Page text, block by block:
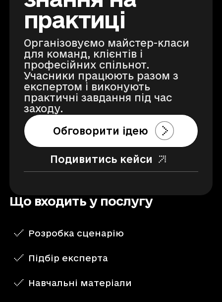
практиці
Організовуємо майстер-класи
для команд, клієнтів і
професійних спільнот.
Учасники працюють разом з
експертом і виконують
практичні завдання під час
заходу.
Обговорити ідею
Подивитись кейси
Що входить у послугу
Розробка сценарію
Підбір експерта
Навчальні матеріали